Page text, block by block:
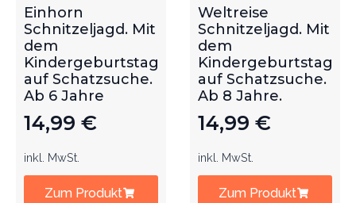
Einhorn
Schnitzeljagd. Mit
dem
Kindergeburtstag
auf Schatzsuche.
Ab 6 Jahre
14,99 €
inkl. MwSt.
Zum Produkt
Weltreise
Schnitzeljagd. Mit
dem
Kindergeburtstag
auf Schatzsuche.
Ab 8 Jahre.
14,99 €
inkl. MwSt.
Zum Produkt